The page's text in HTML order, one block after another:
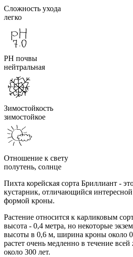
Сложность ухода
легко
PH почвы
нейтральная
Зимостойкость
зимостойкое
Отношение к свету
полутень, солнце
Пихта корейская сорта Бриллиант -
кустарник, отличающийся
формой кроны.
Растение относится к карликовым
высота - 0,4 метра, но некоторые
высоты в 0,6 м, ширина кроны около
растет очень медленно в течение
около 300 лет.